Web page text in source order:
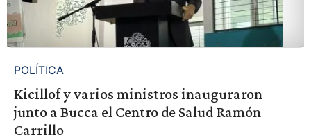
POLÍTICA
Kicillof y varios ministros inauguraron
junto a Bucca el Centro de Salud Ramón
Carrillo